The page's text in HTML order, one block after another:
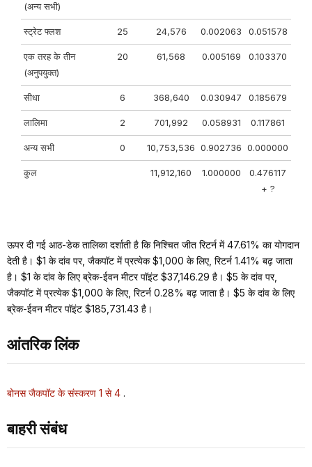
(अन्य सभी)
स्ट्रेट फ्लश 25 24,576 0.002063 0.051578
एक तरह के तीन
(अनुपयुक्त)
20 61,568 0.005169 0.103370
सीधा 6 368,640 0.030947 0.185679
लालिमा 2 701,992 0.058931 0.117861
अन्य सभी 0 10,753,536 0.902736 0.000000
कुल 11,912,160 1.000000
0.476117
+ ?
ऊपर दी गई आठ-डेक तालिका दर्शाती है कि निश्चित जीत रिटर्न में 47.61% का योगदान
देती है। $1 के दांव पर, जैकपॉट में प्रत्येक $1,000 के लिए, रिटर्न 1.41% बढ़ जाता
है। $1 के दांव के लिए ब्रेक-ईवन मीटर पॉइंट $37,146.29 है। $5 के दांव पर,
जैकपॉट में प्रत्येक $1,000 के लिए, रिटर्न 0.28% बढ़ जाता है। $5 के दांव के लिए
ब्रेक-ईवन मीटर पॉइंट $185,731.43 है।
आंतरिक लिंक
बोनस जैकपॉट के संस्करण 1 से 4 .
बाहरी संबंध